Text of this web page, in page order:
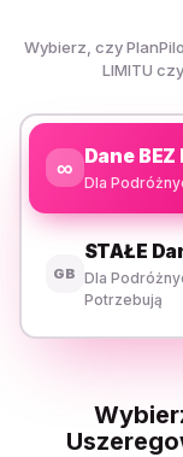
Wybierz, czy
LIMITU
∞ Dane BEZ
Dla
GB
STAŁE
Dla
Potrzebują